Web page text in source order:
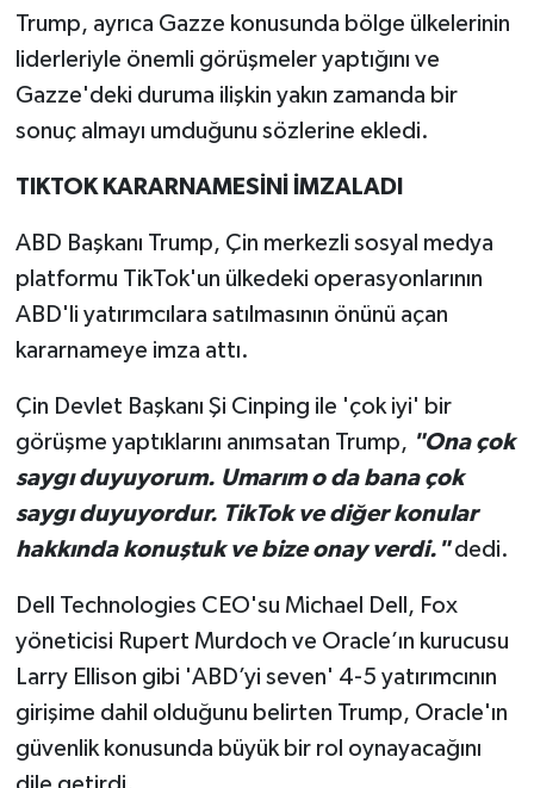
Trump, ayrıca Gazze konusunda bölge ülkelerinin
liderleriyle önemli görüşmeler yaptığını ve
Gazze'deki duruma ilişkin yakın zamanda bir
sonuç almayı umduğunu sözlerine ekledi.
TIKTOK KARARNAMESİNİ İMZALADI
ABD Başkanı Trump, Çin merkezli sosyal medya
platformu TikTok'un ülkedeki operasyonlarının
ABD'li yatırımcılara satılmasının önünü açan
kararnameye imza attı.
Çin Devlet Başkanı Şi Cinping ile 'çok iyi' bir
görüşme yaptıklarını anımsatan Trump, "Ona çok
saygı duyuyorum. Umarım o da bana çok
saygı duyuyordur. TikTok ve diğer konular
hakkında konuştuk ve bize onay verdi."dedi.
Dell Technologies CEO'su Michael Dell, Fox
yöneticisi Rupert Murdoch ve Oracle’ın kurucusu
Larry Ellison gibi 'ABD’yi seven' 4-5 yatırımcının
girişime dahil olduğunu belirten Trump, Oracle'ın
güvenlik konusunda büyük bir rol oynayacağını